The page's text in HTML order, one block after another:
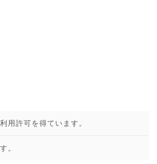
用許可を得ています。
。